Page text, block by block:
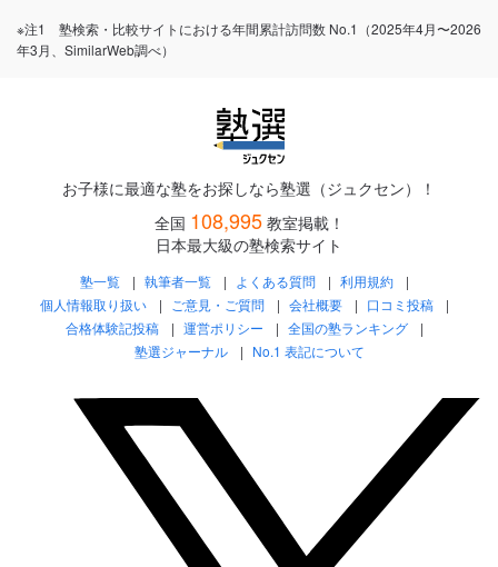
※注1 塾検索・比較サイトにおける年間累計訪問数 No.1（2025年4月〜2026
年3月、SimilarWeb調べ）
お子様に最適な塾をお探しなら塾選（ジュクセン）！
全国 108,995 教室掲載！
日本最大級の塾検索サイト
塾一覧 執筆者一覧 よくある質問
利用規約
個人情報取り扱い
ご意見・ご質問 会社概要
口コミ投稿
合格体験記投稿
運営ポリシー
全国の塾ランキング
塾選ジャーナル
No.1 表記について